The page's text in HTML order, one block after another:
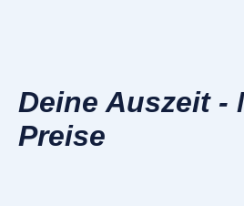
Deine Auszeit -
Preise